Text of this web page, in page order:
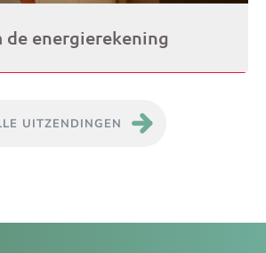
de energierekening
UITZENDINGEN